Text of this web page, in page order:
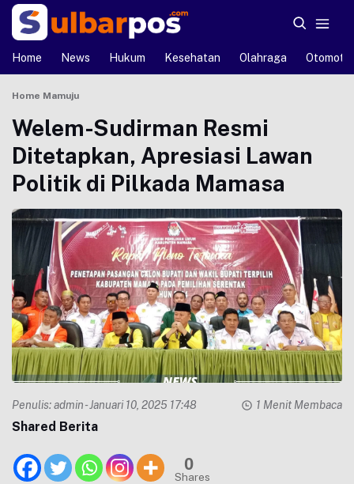
Home News Hukum Kesehatan Olahraga Otomotif
Home Mamuju
Welem-Sudirman Resmi
Ditetapkan, Apresiasi Lawan
Politik di Pilkada Mamasa
Penulis:admin- Januari 10, 2025 17:48 1 Menit Membaca
Shared Berita
0
Shares